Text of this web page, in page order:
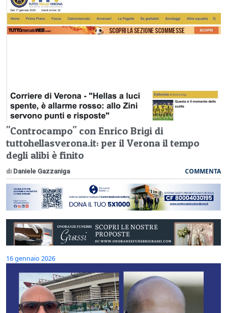
"Controcampo" con Enrico Brigi di
tuttohellasverona.it: per il Verona il tempo
degli alibi è finito
di Daniele Gazzaniga COMMENTA
16 gennaio 2026